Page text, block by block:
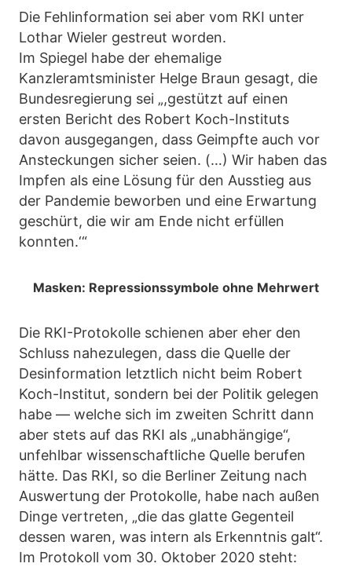
Die Fehlinformation sei aber vom RKI unter
Lothar Wieler gestreut worden.
Im Spiegel habe der ehemalige
Kanzleramtsminister Helge Braun gesagt, die
Bundesregierung sei „,gestützt auf einen
ersten Bericht des Robert Koch-Instituts
davon ausgegangen, dass Geimpfte auch vor
Ansteckungen sicher seien. (…) Wir haben das
Impfen als eine Lösung für den Ausstieg aus
der Pandemie beworben und eine Erwartung
geschürt, die wir am Ende nicht erfüllen
konnten.‘“
Masken: Repressionssymbole ohne Mehrwert
Die RKI-Protokolle schienen aber eher den
Schluss nahezulegen, dass die Quelle der
Desinformation letztlich nicht beim Robert
Koch-Institut, sondern bei der Politik gelegen
habe — welche sich im zweiten Schritt dann
aber stets auf das RKI als „unabhängige“,
unfehlbar wissenschaftliche Quelle berufen
hätte. Das RKI, so die Berliner Zeitung nach
Auswertung der Protokolle, habe nach außen
Dinge vertreten, „die das glatte Gegenteil
dessen waren, was intern als Erkenntnis galt“.
Im Protokoll vom 30. Oktober 2020 steht: